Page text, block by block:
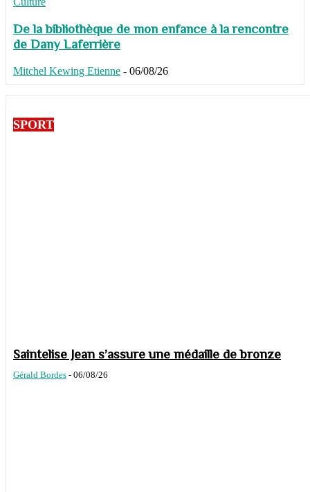
De la bibliothèque de mon enfance à la rencontre
de Dany Laferrière
Mitchel Kewing Etienne - 06/08/26
SPORT
Saintelise Jean s’assure une médaille de bronze
Gérald Bordes - 06/08/26